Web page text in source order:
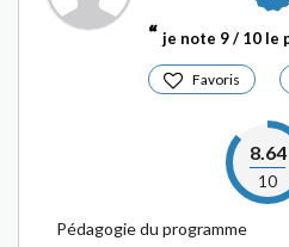
je note 9 / 10 le
Favoris
8.64
10
Pédagogie du programme